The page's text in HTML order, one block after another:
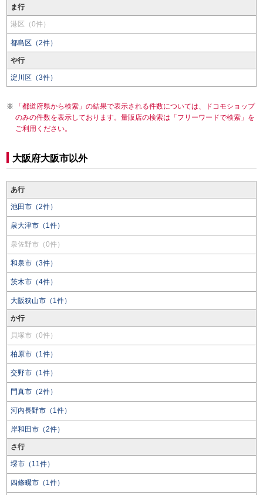
ま行
港区（0件）
都島区（2件）
や行
淀川区（3件）
「都道府県から検索」の結果で表示される件数については、ドコモショップ
のみの件数を表示しております。量販店の検索は「フリーワードで検索」を
ご利用ください。
大阪府大阪市以外
あ行
池田市（2件）
泉大津市（1件）
泉佐野市（0件）
和泉市（3件）
茨木市（4件）
大阪狭山市（1件）
か行
貝塚市（0件）
柏原市（1件）
交野市（1件）
門真市（2件）
河内長野市（1件）
岸和田市（2件）
さ行
堺市（11件）
四條畷市（1件）